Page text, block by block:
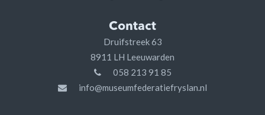
Contact
Druifstreek 63
8911 LH Leeuwarden
058 213 91 85
info@museumfederatiefryslan.nl